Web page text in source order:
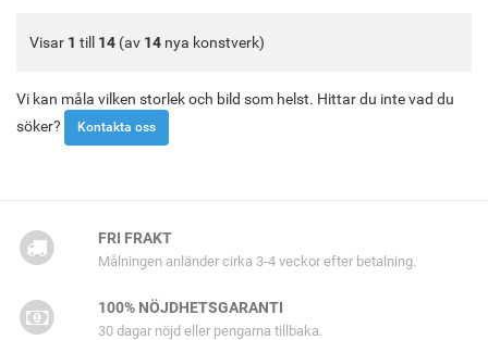
Visar 1 till 14 (av 14 nya konstverk)
Vi kan måla vilken storlek och bild som helst. Hittar du inte vad du
söker?
Kontakta oss
FRI FRAKT
Målningen anländer cirka 3-4 veckor efter betalning.
100% NÖJDHETSGARANTI
30 dagar nöjd eller pengarna tillbaka.